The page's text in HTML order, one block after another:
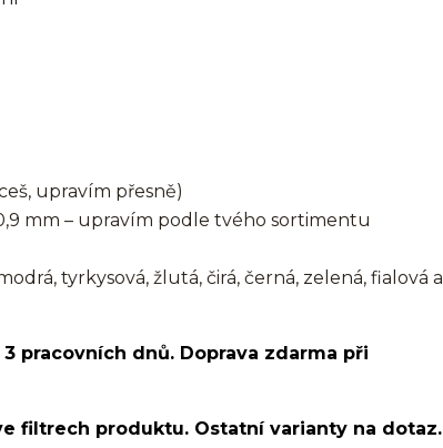
upravím přesně)
mm – upravím podle tvého sortimentu
tyrkysová, žlutá, čirá, černá, zelená, fialová a
pracovních dnů. Doprava zdarma při
filtrech produktu. Ostatní varianty na dotaz.